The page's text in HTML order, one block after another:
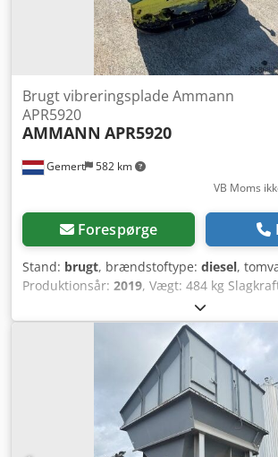
Gemert 582 km
Brugt vibreringsplade Ammann
APR5920
AMMANN APR5920
VB Moms
Forespørge
Stand: brugt, brændstoftype: diesel,
Produktionsår: 2019, Vægt: 484 kg
1-cylindret Hatz-motor (1b40) Fremad/
Hcjpfx Agvsr Elstart. Pladebredde: 60 cm
3.400,- € ekskl. moms. Flere på lager!